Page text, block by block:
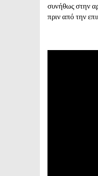
συνήθως στην
πριν από την